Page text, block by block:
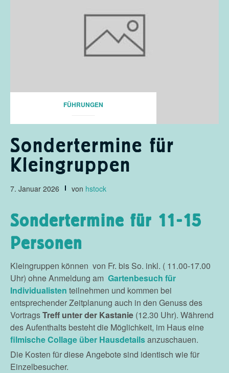
FÜHRUNGEN
Sondertermine für
Kleingruppen
7. Januar 2026 von hstock
Sondertermine für 11-15
Personen
Kleingruppen können von Fr. bis So. inkl. ( 11.00-17.00
Uhr) ohne Anmeldung am Gartenbesuch für
Individualisten teilnehmen und kommen bei
entsprechender Zeitplanung auch in den Genuss des
VortragsTreff unter der Kastanie (12.30 Uhr). Während
des Aufenthalts besteht die Möglichkeit, im Haus eine
filmische Collage über Hausdetailsanzuschauen.
Die Kosten für diese Angebote sind identisch wie für
Einzelbesucher.